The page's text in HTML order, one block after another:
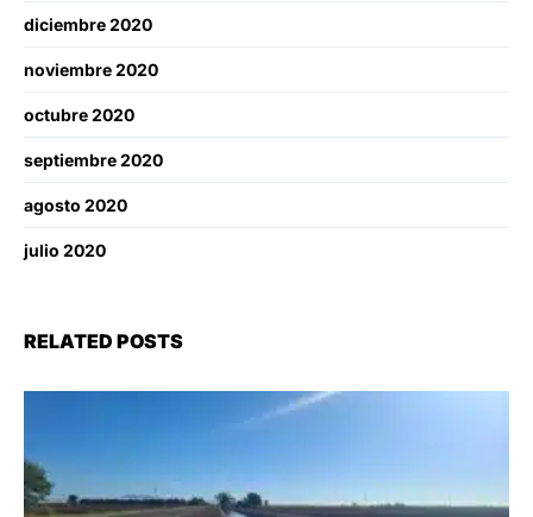
diciembre 2020
noviembre 2020
octubre 2020
septiembre 2020
agosto 2020
julio 2020
RELATED POSTS